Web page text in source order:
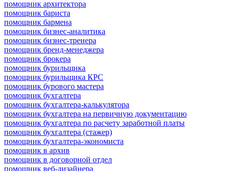
помощник архитектора
помощник бариста
помощник бармена
помощник бизнес-аналитика
помощник бизнес-тренера
помощник бренд-менеджера
помощник брокера
помощник бурильщика
помощник бурильщика КРС
помощник бурового мастера
помощник бухгалтера
помощник бухгалтера-калькулятора
помощник бухгалтера на первичную документацию
помощник бухгалтера по расчету заработной платы
помощник бухгалтера (стажер)
помощник бухгалтера-экономиста
помощник в архив
помощник в договорной отдел
помощник веб-дизайнера